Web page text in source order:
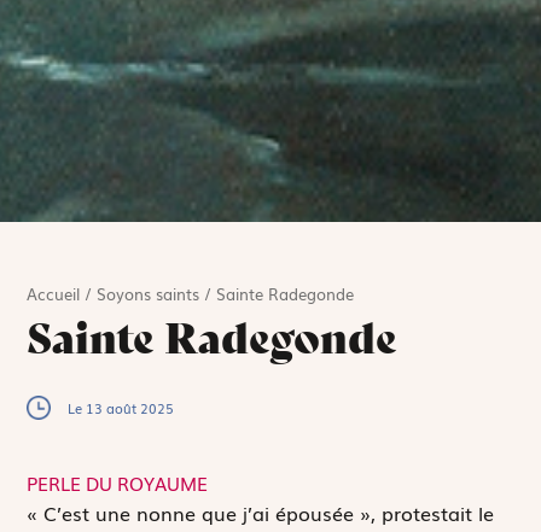
Accueil / Soyons saints / Sainte Radegonde
Sainte Radegonde
Le 13 août 2025
PERLE DU ROYAUME
«C’est une nonne que j’ai épousée », protestait le